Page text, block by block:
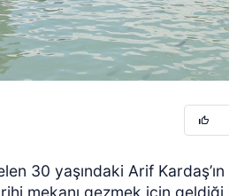
30 yaşındaki Arif
mekanı gezmek için geldiği